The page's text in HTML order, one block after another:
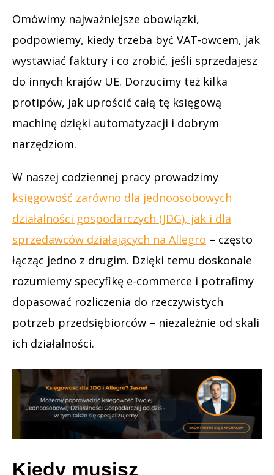
Omówimy najważniejsze obowiązki,
podpowiemy, kiedy trzeba być VAT-owcem, jak
wystawiać faktury i co zrobić, jeśli sprzedajesz
do innych krajów UE. Dorzucimy też kilka
protipów, jak uprościć całą tę księgową
machinę dzięki automatyzacji i dobrym
narzędziom.
W naszej codziennej pracy prowadzimy
księgowość zarówno dla jednoosobowych
działalności gospodarczych (JDG), jak i dla
sprzedawców działających na Allegro – często
łącząc jedno z drugim. Dzięki temu doskonale
rozumiemy specyfikę e-commerce i potrafimy
dopasować rozliczenia do rzeczywistych
potrzeb przedsiębiorców – niezależnie od skali
ich działalności.
Kiedy musisz